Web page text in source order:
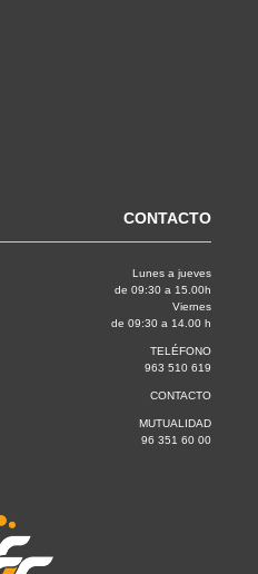
CONTACTO
Lunes a jueves
de 09:30 a 15.00h
Viernes
de 09:30 a 14.00 h
TELÉFONO
963 510 619
CONTACTO
MUTUALIDAD
96 351 60 00